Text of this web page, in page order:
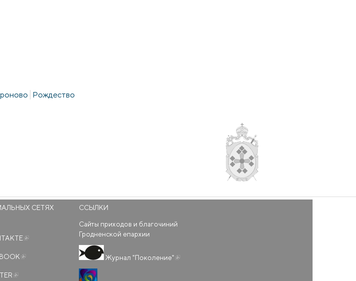
Рождество
СЕТЯХ
(внешняя ссылка)
ССЫЛКИ
Сайты приходов и благочиний
Гродненской епархии
Журнал "Поколение"